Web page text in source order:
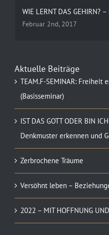
WIE LERNT DAS GEHIRN?
Februar 2nd, 2017
Aktuelle Beiträge
TEAM.F-SEMINAR: Freiheit
(Basisseminar)
IST DAS GOTT ODER BIN
Denkmuster erkennen und
Zerbrochene Träume
Versöhnt leben –
2022 – MIT HOFFNUNG